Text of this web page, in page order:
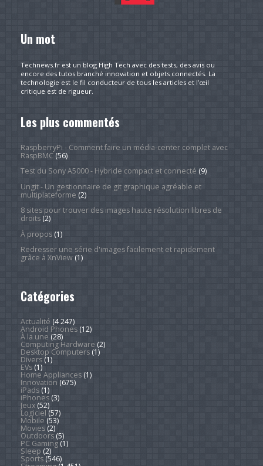
Un mot
Technews.fr est un blog High Tech avec des tests, des avis ou
encore des tutos branché innovation et objets connectés. La
technologie est le fil conducteur de tous les articles et l’œil
critique est de rigueur.
Les plus commentés
RaspberryPi - Comment faire un média-center complet avec
RaspBMC(56)
Test du Sony A5000 - Hybride compact et connecté (9)
Ungit - Un gestionnaire de git graphique agréable et
multiplateforme (2)
8 sites pour trouver des images haute résolution libres de
droits(2)
À propos(1)
Redresser une série d'images facilement et rapidement
grâce à XnView(1)
Catégories
Actualité (4 247)
Android Phones(12)
À la une (28)
Computing Hardware (2)
Desktop Computers(1)
Divers(1)
EVs(1)
Home Appliances(1)
Innovation (675)
iPads(1)
iPhones(3)
Jeux(52)
Logiciel (57)
Mobile (53)
Movies(2)
Outdoors(5)
PC Gaming(1)
Sleep (2)
Sports(546)